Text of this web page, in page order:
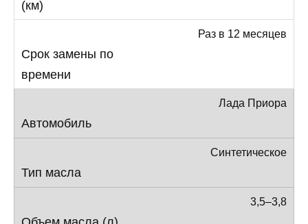
Раз в 12 месяцев
Лада Приора
Синтетическое
3,5–3,8